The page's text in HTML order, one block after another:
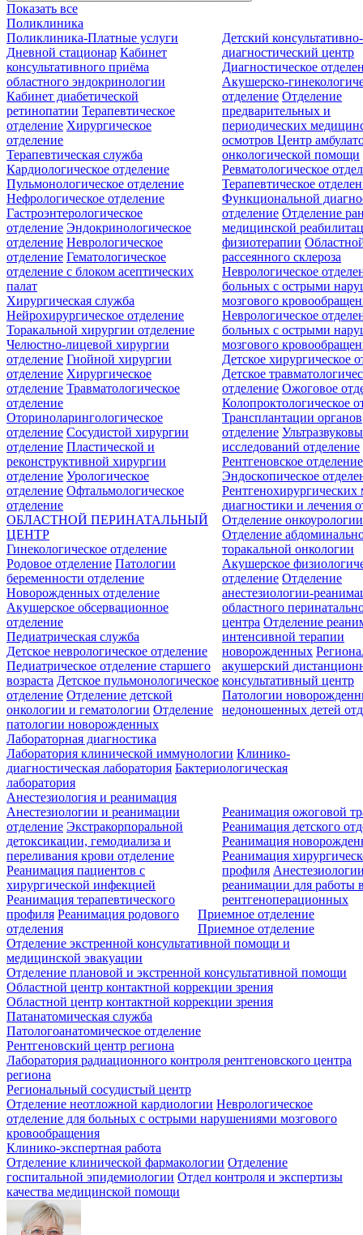
Показать все
Поликлиника
Поликлиника-Платные услуги
Дневной стационар Кабинет
консультативного приёма
областного эндокринологии
Кабинет диабетической
ретинопатии Терапевтическое
отделение Хирургическое
отделение
Детский консультативно-
диагностический центр
Диагностическое
Акушерско-
отделение Отделение
предварительных и
периодических
осмотровЦентр
онкологической помощи
Терапевтическая служба
Кардиологическое отделение
Пульмонологическое отделение
Нефрологическое отделение
Гастроэнтерологическое
отделение Эндокринологическое
отделение Неврологическое
отделение Гематологическое
отделение c блоком асептических
палат
Ревматологическое
Терапевтическое
Функциональной
отделение Отделение
медицинской
физиотерапии
рассеянного склероза
Неврологическое
больных с острыми
мозгового
Неврологическое
больных с острыми
мозгового
Хирургическая служба
Нейрохирургическое отделение
Торакальной хирургии отделение
Челюстно-лицевой хирургии
отделение Гнойной хирургии
отделение Хирургическое
отделение Травматологическое
отделение
Оториноларингологическое
отделение Сосудистой хирургии
отделение Пластической и
реконструктивной хирургии
отделение Урологическое
отделение Офтальмологическое
отделение
Детское хирургическое
Детское
отделение Ожоговое
Колопроктологическое
Трансплантации органов
отделение
исследований отделение
Рентгеновское отделение
Эндоскопическое
Рентгенохирургических
диагностики и лечения
Отделение онкоурологии
Отделение
торакальной онкологии
ОБЛАСТНОЙ ПЕРИНАТАЛЬНЫЙ
ЦЕНТР
Гинекологическое отделение
Родовое отделение Патологии
беременности отделение
Новорожденных отделение
Акушерское обсервационное
отделение
Акушерское
отделение Отделение
анестезиологии-
областного
центра Отделение
интенсивной терапии
новорожденных
акушерский
консультативный центр
Патологии
недоношенных детей
Педиатрическая служба
Детское неврологическое отделение
Педиатрическое отделение старшего
возраста Детское пульмонологическое
отделение Отделение детской
онкологии и гематологии Отделение
патологии новорожденных
Лабораторная диагностика
Лаборатория клинической иммунологии Клинико-
диагностическая лаборатория Бактериологическая
лаборатория
Анестезиология и реанимация
Анестезиологии и реанимации
отделение Экстракорпоральной
детоксикации, гемодиализа и
переливания крови отделение
Реанимация пациентов с
хирургической инфекцией
Реанимация терапевтического
профиля Реанимация родового
отделения
Реанимация ожоговой
Реанимация детского
Реанимация
Реанимация
профиля
реанимации для работы
рентгеноперационных
Приемное отделение
Приемное отделение
Отделение экстренной консультативной помощи и
медицинской эвакуации
Отделение плановой и экстренной консультативной помощи
Областной центр контактной коррекции зрения
Областной центр контактной коррекции зрения
Патанатомическая служба
Патологоанатомическое отделение
Рентгеновский центр региона
Лаборатория радиационного контроля рентгеновского центра
региона
Региональный сосудистый центр
Отделение неотложной кардиологии Неврологическое
отделение для больных с острыми нарушениями мозгового
кровообращения
Клинико-экспертная работа
Отделение клинической фармакологии Отделение
госпитальной эпидемиологии Отдел контроля и экспертизы
качества медицинской помощи